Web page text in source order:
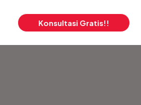
Konsultasi Gratis!!